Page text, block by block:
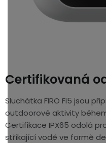
Certifikovaná
Sluchátka FIRO Fi5 jsou
outdoorové aktivity
Certifikace IPX65 odolá
stříkající vodě ve formě